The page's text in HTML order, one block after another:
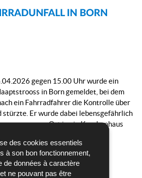
des cookies essentiels
à son bon fonctionnement,
de données à caractère
ne pouvant pas être
IN BORN
gegen 15.00 Uhr wurde ein
in Born gemeldet, bei dem
ein Fahrradfahrer die Kontrolle über
stürzte. Er wurde dabei lebensgefährlich
vor Ort in ein Krankenhaus
wurde erstellt.
2026